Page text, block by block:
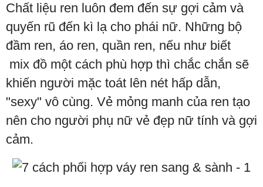
Chất liệu ren luôn đem đến sự gợi cảm và
quyến rũ đến kì lạ cho phái nữ. Những bộ
đầm ren, áo ren, quần ren, nếu như biết
mix đồ một cách phù hợp thì chắc chắn sẽ
khiến người mặc toát lên nét hấp dẫn,
"sexy" vô cùng. Vẻ mỏng manh của ren tạo
nên cho người phụ nữ vẻ đẹp nữ tính và gợi
cảm.